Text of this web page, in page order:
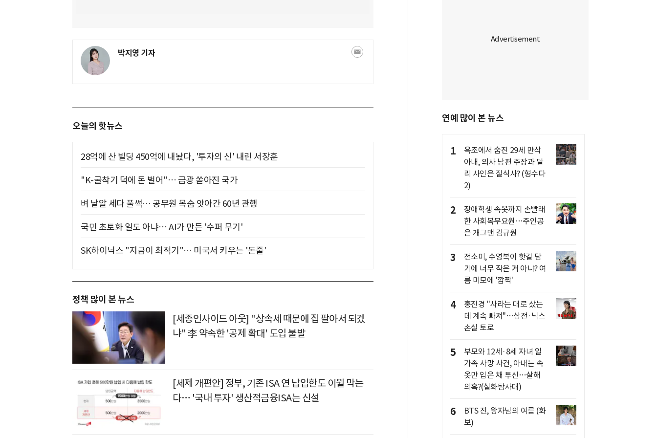
박지영 기자
오늘의 핫뉴스
28억에 산 빌딩 450억에 내놨다, '투자의 신' 내린 서장훈
"K-굴착기 덕에 돈 벌어"… 금광 쏟아진 국가
벼 낱알 세다 풀썩… 공무원 목숨 앗아간 60년 관행
국민 초토화 일도 아냐… AI가 만든 '수퍼 무기'
SK하이닉스 "지금이 최적기"… 미국서 키우는 '돈줄'
정책 많이 본 뉴스
[세종인사이드 아웃] "상속세 때문에 집 팔아서 되겠
냐" 李 약속한 '공제 확대' 도입 불발
[세제 개편안] 정부, 기존 ISA 연 납입한도 이월 막는
다… '국내 투자' 생산적금융ISA는 신설
연예 많이 본 뉴스
1
욕조에서 숨진 29세 만삭
아내, 의사 남편 주장과 달
리 사인은 질식사? (형수다
2)
2
장애학생 속옷까지 손빨래
한 사회복무요원…주인공
은 개그맨 김규원
3
전소미, 수영복이 핫걸 담
기에 너무 작은 거 아냐? 여
름 미모에 '깜짝'
4
홍진경 "사라는 대로 샀는
데 계속 빠져"…삼전·닉스
손실 토로
5
부모와 12세·8세 자녀 일
가족 사망 사건, 아내는 속
옷만 입은 채 투신…살해
의혹?(실화탐사대)
6
BTS 진, 왕자님의 여름 (화
보)